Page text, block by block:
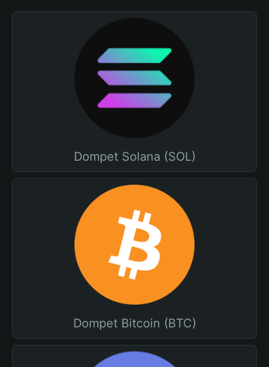
Dompet Solana (SOL)
Dompet Bitcoin (BTC)